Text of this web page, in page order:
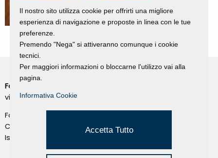
Fondazione Dino Zoli
viale Bologna 288, Forlì
Fondo dot. euro 285.000 i.v.
CF e P.IVA 03692820404
Isc.Reg Per.Giu. n. 10404
Il nostro sito utilizza cookie per offrirti una migliore
esperienza di navigazione e proposte in linea con le tue
preferenze.
Premendo "Nega" si attiveranno comunque i cookie
tecnici.
Per maggiori informazioni o bloccarne l'utilizzo vai alla
pagina.
Informativa Cookie
Accetta Tutto